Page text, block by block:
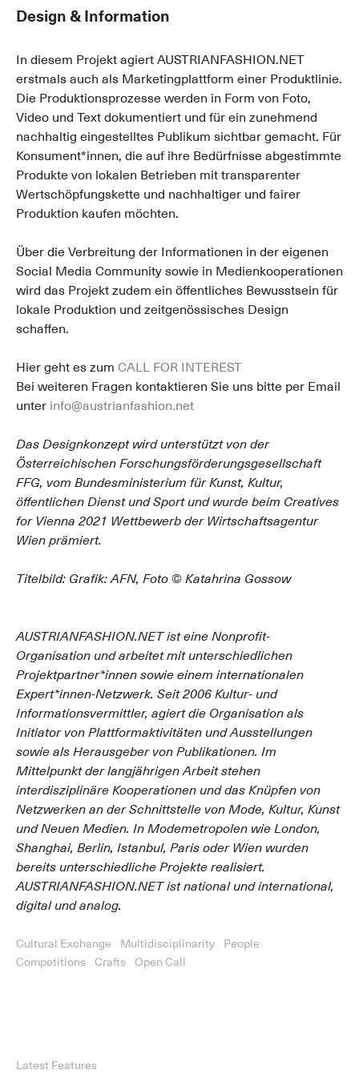
Design & Information
In diesem Projekt agiert AUSTRIANFASHION.NET
erstmals auch als Marketingplattform einer Produktlinie.
Die Produktionsprozesse werden in Form von Foto,
Video und Text dokumentiert und für ein zunehmend
nachhaltig eingestelltes Publikum sichtbar gemacht. Für
Konsument*innen, die auf ihre Bedürfnisse abgestimmte
Produkte von lokalen Betrieben mit transparenter
Wertschöpfungskette und nachhaltiger und fairer
Produktion kaufen möchten.
Über die Verbreitung der Informationen in der eigenen
Social Media Community sowie in Medienkooperationen
wird das Projekt zudem ein öffentliches Bewusstsein für
lokale Produktion und zeitgenössisches Design
schaffen.
Hier geht es zum CALL FOR INTEREST
Bei weiteren Fragen kontaktieren Sie uns bitte per Email
unter info@austrianfashion.net
Das Designkonzept wird unterstützt von der
Österreichischen Forschungsförderungsgesellschaft
FFG, vom Bundesministerium für Kunst, Kultur,
öffentlichen Dienst und Sport und wurde beim Creatives
for Vienna 2021 Wettbewerb der Wirtschaftsagentur
Wien prämiert.
Titelbild: Grafik: AFN, Foto © Katahrina Gossow
AUSTRIANFASHION.NET ist eine Nonprofit-
Organisation und arbeitet mit unterschiedlichen
Projektpartner*innen sowie einem internationalen
Expert*innen-Netzwerk. Seit 2006 Kultur- und
Informationsvermittler, agiert die Organisation als
Initiator von Plattformaktivitäten und Ausstellungen
sowie als Herausgeber von Publikationen. Im
Mittelpunkt der langjährigen Arbeit stehen
interdisziplinäre Kooperationen und das Knüpfen von
Netzwerken an der Schnittstelle von Mode, Kultur, Kunst
und Neuen Medien. In Modemetropolen wie London,
Shanghai, Berlin, Istanbul, Paris oder Wien wurden
bereits unterschiedliche Projekte realisiert.
AUSTRIANFASHION.NET ist national und international,
digital und analog.
Cultural Exchange Multidisciplinarity
People
Competitions
Crafts Open Call
Latest Features